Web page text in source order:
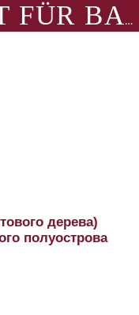
ZEITSCHRIFT FÜR BALKANOLOGIE
дерева)
полуострова